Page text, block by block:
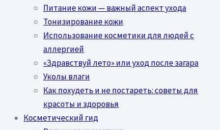
Питание кожи — важный аспект ухода
Тонизирование кожи
Использование косметики для людей с
аллергией
«Здравствуй лето» или уход после загара
Уколы влаги
Как похудеть и не постареть: советы для
красоты и здоровья
Косметический гид